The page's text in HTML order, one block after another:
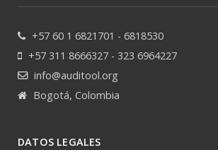
+57 60 1 6821701 - 6818530
+57 311 8666327 - 323 6964227
info@auditool.org
Bogotá, Colombia
DATOS LEGALES